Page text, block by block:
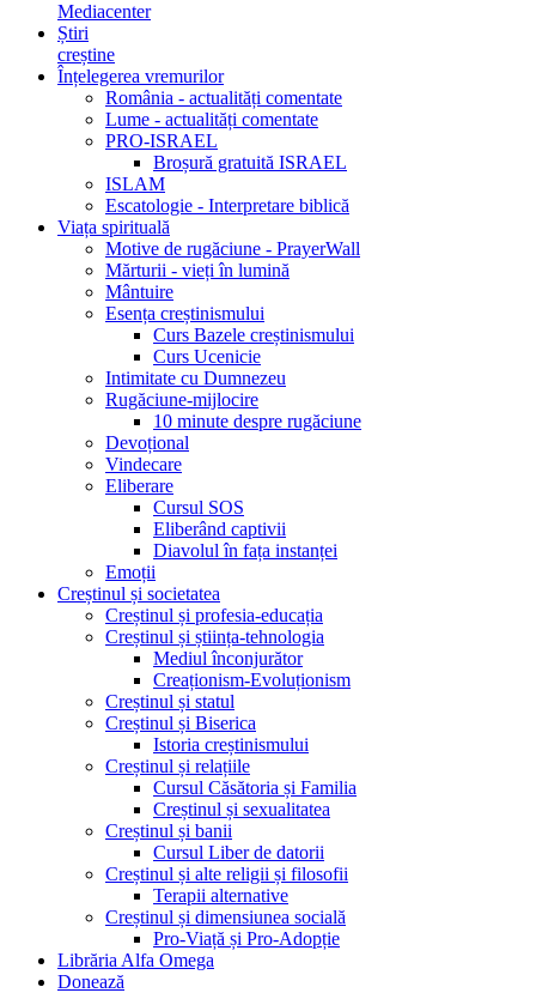
Mediacenter
Știri
creștine
Înțelegerea vremurilor
România - actualități comentate
Lume - actualități comentate
PRO-ISRAEL
Broșură gratuită ISRAEL
ISLAM
Escatologie - Interpretare biblică
Viața spirituală
Motive de rugăciune - PrayerWall
Mărturii - vieți în lumină
Mântuire
Esența creștinismului
Curs Bazele creștinismului
Curs Ucenicie
Intimitate cu Dumnezeu
Rugăciune-mijlocire
10 minute despre rugăciune
Devoțional
Vindecare
Eliberare
Cursul SOS
Eliberând captivii
Diavolul în fața instanței
Emoții
Creștinul și societatea
Creștinul și profesia-educația
Creștinul și știința-tehnologia
Mediul înconjurător
Creaționism-Evoluționism
Creștinul și statul
Creștinul și Biserica
Istoria creștinismului
Creștinul și relațiile
Cursul Căsătoria și Familia
Creștinul și sexualitatea
Creștinul și banii
Cursul Liber de datorii
Creștinul și alte religii și filosofii
Terapii alternative
Creștinul și dimensiunea socială
Pro-Viață și Pro-Adopție
Librăria Alfa Omega
Donează